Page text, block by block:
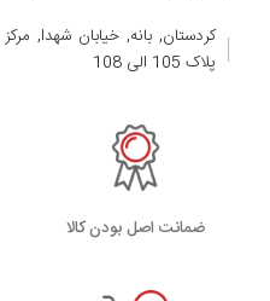
کردستان, بانه, خیابان شهدا,
پلاک 105 الی 108
ضمانت اصل بودن کالا